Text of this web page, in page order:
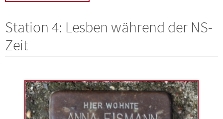
Station 4: Lesben während der NS-
Zeit